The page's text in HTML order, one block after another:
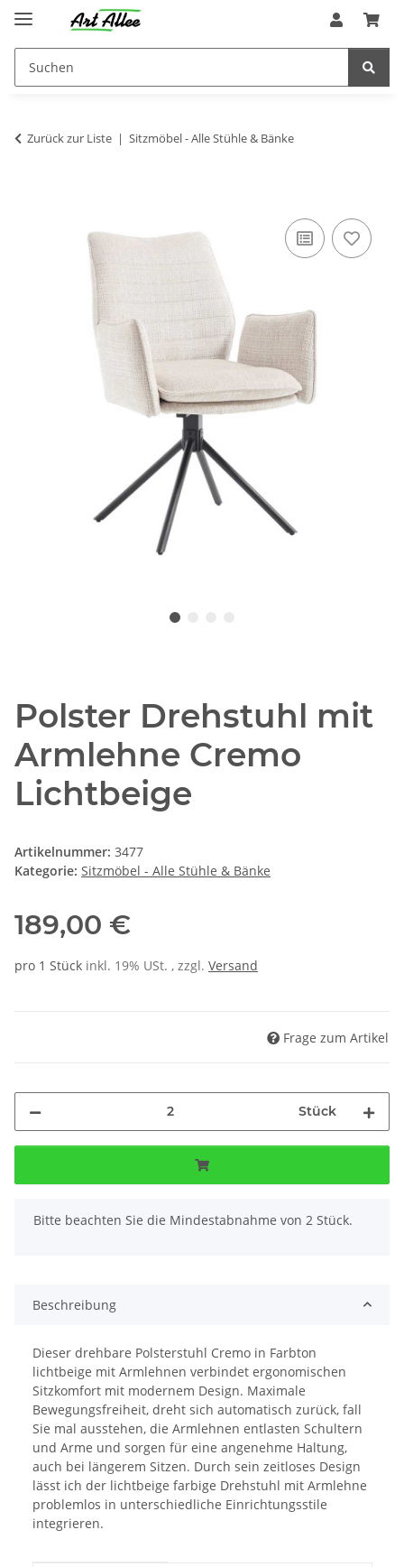
Zurück zur Liste Sitzmöbel - Alle Stühle & Bänke
Polster Drehstuhl mit
Armlehne Cremo
Lichtbeige
Artikelnummer: 3477
Kategorie: Sitzmöbel - Alle Stühle & Bänke
189,00 €
pro 1 Stück inkl. 19% USt. , zzgl. Versand
Frage zum Artikel
Stück
x
Bitte beachten Sie die Mindestabnahme von 2 Stück.
Beschreibung
Dieser drehbare Polsterstuhl Cremo in Farbton
lichtbeige mit Armlehnen verbindet ergonomischen
Sitzkomfort mit modernem Design. Maximale
Bewegungsfreiheit, dreht sich automatisch zurück, fall
Sie mal ausstehen, die Armlehnen entlasten Schultern
und Arme und sorgen für eine angenehme Haltung,
auch bei längerem Sitzen. Durch sein zeitloses Design
lässt ich der lichtbeige farbige Drehstuhl mit Armlehne
problemlos in unterschiedliche Einrichtungsstile
integrieren.